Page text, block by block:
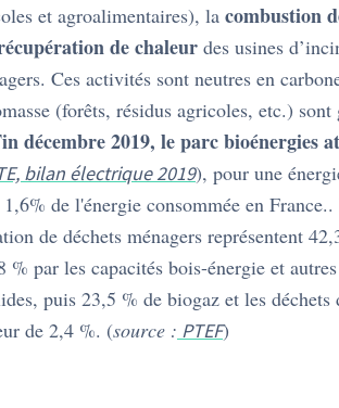
et agroalimentaires), la combustion
de chaleur des usines
Ces activités sont neutres en
(forêts, résidus agricoles, etc.) sont
décembre 2019, le parc bioénergies
bilan électrique 2019), pour une
de l'énergie consommée en France..
de déchets ménagers représentent
% par les capacités bois-énergie et autres
puis 23,5 % de biogaz et les déchets
de 2,4 %. (source : PTEF)